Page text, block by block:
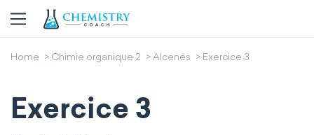
Home Chimie organique 2 Alcenés Exercice 3
Exercice 3